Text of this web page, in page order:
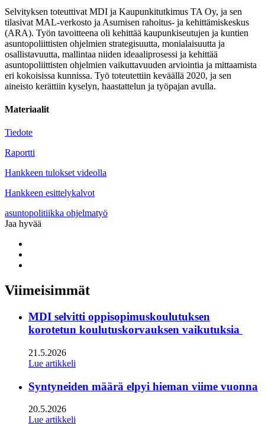
Selvityksen toteuttivat MDI ja Kaupunkitutkimus TA Oy, ja sen
tilasivat MAL-verkosto ja Asumisen rahoitus- ja kehittämiskeskus
(ARA). Työn tavoitteena oli kehittää kaupunkiseutujen ja kuntien
asuntopoliittisten ohjelmien strategisuutta, monialaisuutta ja
osallistavuutta, mallintaa niiden ideaaliprosessi ja kehittää
asuntopoliittisten ohjelmien vaikuttavuuden arviointia ja mittaamista
eri kokoisissa kunnissa. Työ toteutettiin keväällä 2020, ja sen
aineisto kerättiin kyselyn, haastattelun ja työpajan avulla.
Materiaalit
Tiedote
Raportti
Hankkeen tulokset videolla
Hankkeen esittelykalvot
asuntopolitiikka ohjelmatyö
Jaa hyvää
twitter
Viimeisimmät
MDI selvitti oppisopimuskoulutuksen
korotetun koulutuskorvauksen vaikutuksia
21.5.2026
Lue artikkeli
Syntyneiden määrä elpyi hieman viime vuonna
20.5.2026
Lue artikkeli